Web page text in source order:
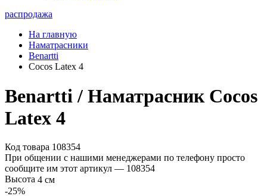
распродажа
На главную
Наматрасники
Benartti
Cocos Latex 4
Benartti / Наматрасник Cocos
Latex 4
Код товара 108354
При общении с нашими менеджерами по телефону просто
сообщите им этот артикул — 108354
Высота 4 см
-25%